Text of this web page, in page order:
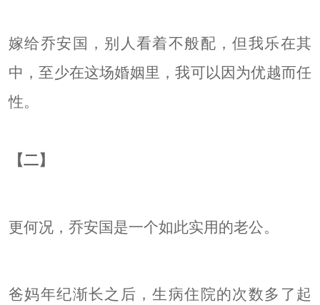
嫁给乔安国，别人看着不般配，但我乐在其
中，至少在这场婚姻里，我可以因为优越而任
性。
【二】
更何况，乔安国是一个如此实用的老公。
爸妈年纪渐长之后，生病住院的次数多了起